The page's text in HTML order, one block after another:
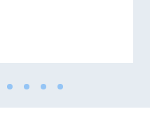
DAL GOVERNO ITALIANO IN